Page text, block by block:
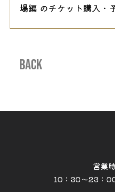
場編 のチケット購入・
BACK
営業
10：30～23：00